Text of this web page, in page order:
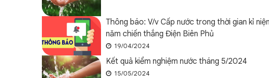
Thông báo: V/v Cấp nước trong thời gian kỉ
năm chiến thắng Điện Biên Phủ
19/04/2024
Kết quả kiểm nghiệm nước tháng 5/2024
15/05/2024